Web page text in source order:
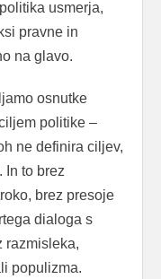
usmerja,
pravne in
na glavo.
osnutke
politike –
ne definira ciljev,
In to brez
brez presoje
dialoga s
razmisleka,
populizma.